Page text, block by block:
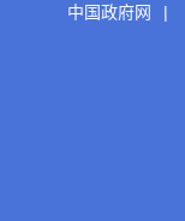
中国政府网 |